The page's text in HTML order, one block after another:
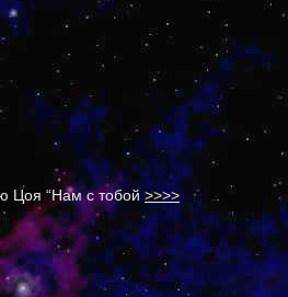
Цоя “Нам с тобой >>>>